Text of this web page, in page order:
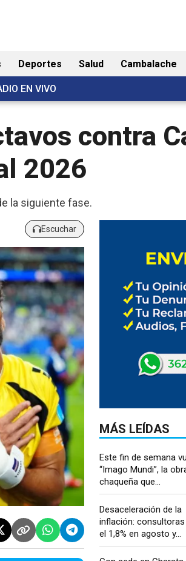
Deportes Salud Cambalache
EN VIVO
contra
2026
la siguiente fase.
Escuchar
MÁS LEÍDAS
Este fin de semana
“Imago Mundi”, la
chaqueña que...
Desaceleración de la
inflación: consultoras
el 1,8% en agosto y...